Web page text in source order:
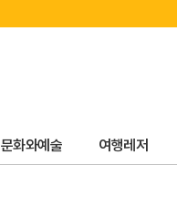
문화와예술 여행레저